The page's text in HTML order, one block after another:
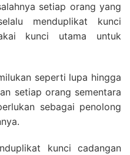
setiap orang yang
menduplikat kunci
kunci utama untuk
seperti lupa hingga
setiap orang sementara
sebagai penolong
kunci cadangan